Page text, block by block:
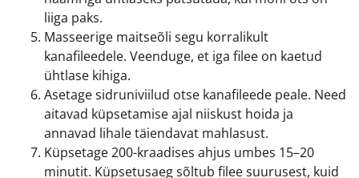
liiga paks.
Masseerige maitseõli segu korralikult
kanafileedele. Veenduge, et iga filee on kaetud
ühtlase kihiga.
Asetage sidruniviilud otse kanafileede peale. Need
aitavad küpsetamise ajal niiskust hoida ja
annavad lihale täiendavat mahlasust.
Küpsetage 200-kraadises ahjus umbes 15–20
minutit. Küpsetusaeg sõltub filee suurusest, kuid